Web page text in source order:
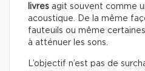
livres agit souvent comme
acoustique. De la même
fauteuils ou même
à atténuer les sons.
L’objectif n’est pas de